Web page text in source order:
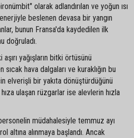
olarak adlandırılan ve yoğun ısı
beslenen devasa bir yangın
bunun Fransa'da kaydedilen ilk
doğruladı.
aşırı yağışların bitki örtüsünü
hava dalgaları ve kuraklığın bu
elverişli bir yakıta dönüştürdüğünü
ulaşan rüzgarlar ise alevlerin hızla
müdahalesiyle temmuz ayı
altına alınmaya başlandı. Ancak